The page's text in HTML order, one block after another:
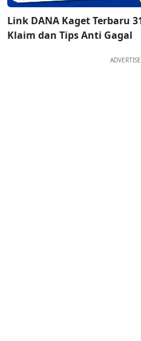
Link DANA Kaget Terbaru
Klaim dan Tips Anti Gagal